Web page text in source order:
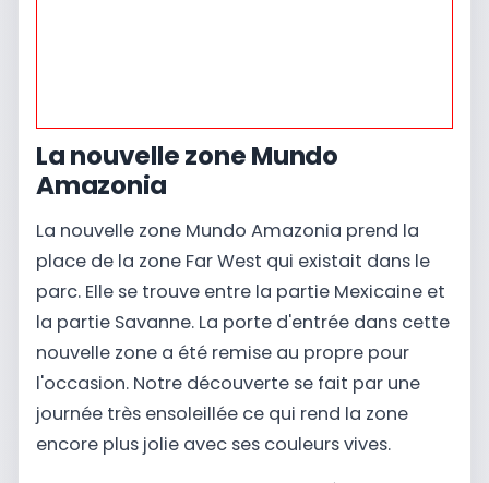
La nouvelle zone Mundo
Amazonia
La nouvelle zone Mundo Amazonia prend la
place de la zone Far West qui existait dans le
parc. Elle se trouve entre la partie Mexicaine et
la partie Savanne. La porte d'entrée dans cette
nouvelle zone a été remise au propre pour
l'occasion. Notre découverte se fait par une
journée très ensoleillée ce qui rend la zone
encore plus jolie avec ses couleurs vives.